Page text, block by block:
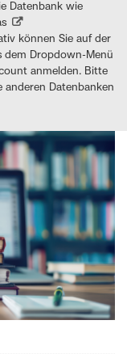
Datenbank wie
können Sie auf der
dem Dropdown-Menü
anmelden. Bitte
anderen Datenbanken